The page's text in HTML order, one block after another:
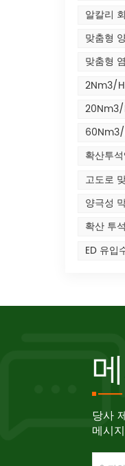
알칼리
맞춤형
맞춤형
2Nm3/h
20Nm3/
60Nm3/
확산투
고도로
양극성
확산 투
ED 유입
당사
메시